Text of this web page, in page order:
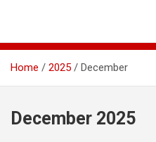
Home 2025 December
December 2025